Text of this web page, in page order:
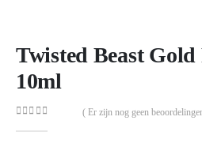
Twisted Beast Gold
10ml
( Er zijn nog geen